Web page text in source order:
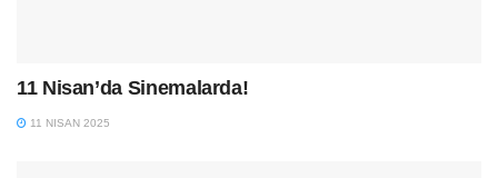
11 Nisan’da Sinemalarda!
11 NISAN 2025